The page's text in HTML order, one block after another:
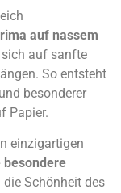
auf nassem
sich auf sanfte
So entsteht
besonderer
Papier.
einzigartigen
besondere
Schönheit des